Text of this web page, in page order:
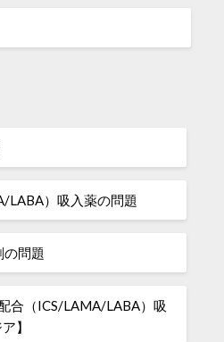
LABA）吸入薬の問題
問題
合（ICS/LAMA/LABA）吸
】